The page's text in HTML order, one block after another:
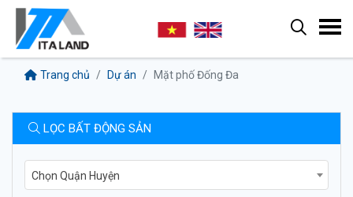
Trang chủ Dự án Mặt phố Đống Đa
LỌC BẤT ĐỘNG SẢN
Chọn Quận Huyện